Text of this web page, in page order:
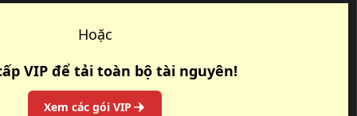
Hoặc
VIP để tải toàn bộ tài nguyên!
Xem các gói VIP